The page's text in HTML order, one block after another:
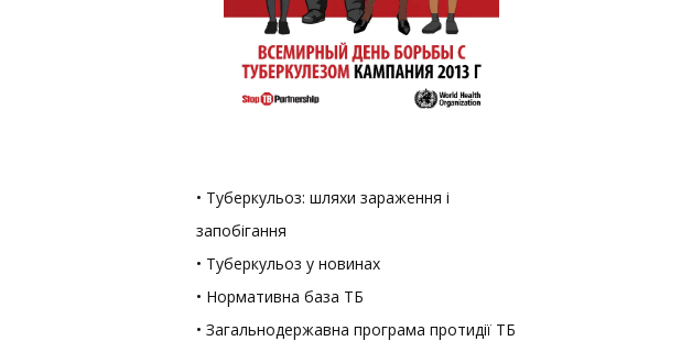
• Туберкульоз: шляхи зараження і
запобігання
• Туберкульоз у новинах
• Нормативна база ТБ
• Загальнодержавна програма протидії ТБ